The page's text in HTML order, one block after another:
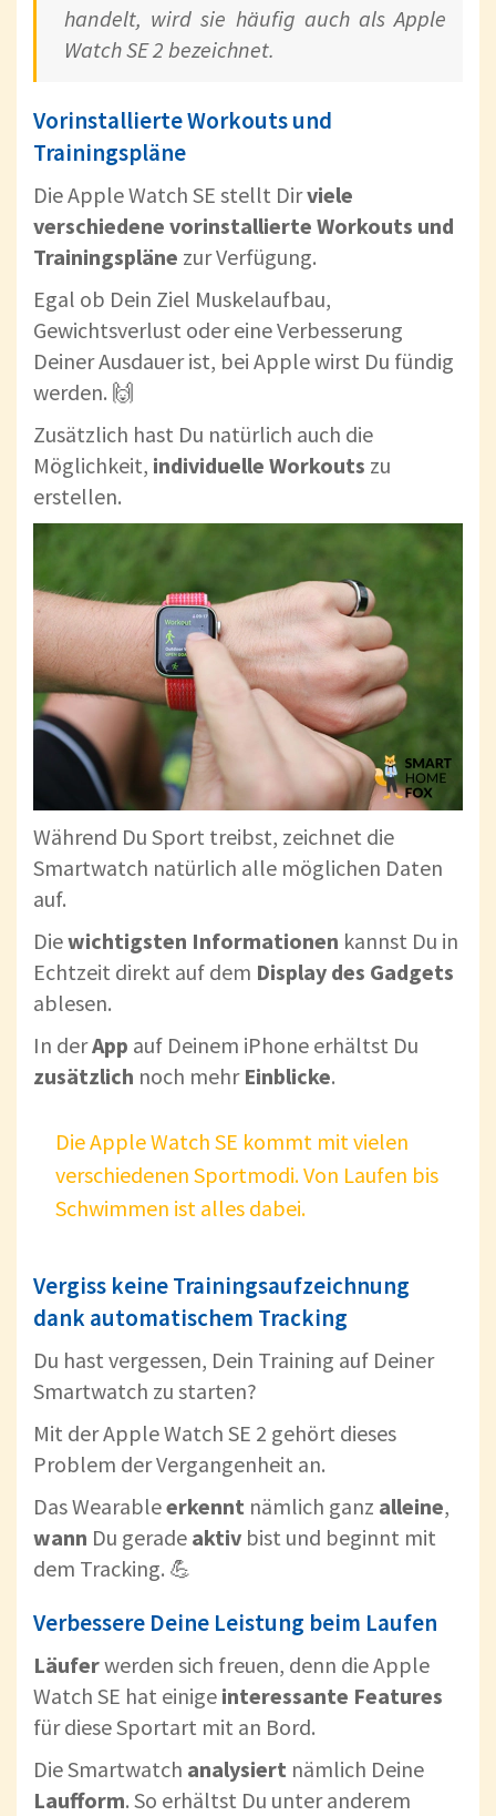
handelt, wird sie häufig auch als Apple
Watch SE 2 bezeichnet.
Vorinstallierte Workouts und
Trainingspläne
Die Apple Watch SE stellt Dirviele
verschiedene vorinstallierte Workouts und
Trainingspläne zur Verfügung.
Egal ob Dein Ziel Muskelaufbau,
Gewichtsverlust oder eine Verbesserung
Deiner Ausdauer ist, bei Apple wirst Du fündig
werden. 🙌
Zusätzlich hast Du natürlich auch die
Möglichkeit, individuelle Workouts zu
erstellen.
Während Du Sport treibst, zeichnet die
Smartwatch natürlich alle möglichen Daten
auf.
Diewichtigsten Informationen kannst Du in
Echtzeit direkt auf dem Display des Gadgets
ablesen.
In derApp auf Deinem iPhone erhältst Du
zusätzlich noch mehr Einblicke.
Die Apple Watch SE kommt mit vielen
verschiedenen Sportmodi. Von Laufen bis
Schwimmen ist alles dabei.
Vergiss keine Trainingsaufzeichnung
dank automatischem Tracking
Du hast vergessen, Dein Training auf Deiner
Smartwatch zu starten?
Mit der Apple Watch SE 2 gehört dieses
Problem der Vergangenheit an.
Das Wearableerkennt nämlich ganz alleine,
wann Du gerade aktiv bist und beginnt mit
dem Tracking. 💪
Verbessere Deine Leistung beim Laufen
Läuferwerden sich freuen, denn die Apple
Watch SE hat einige interessante Features
für diese Sportart mit an Bord.
Die Smartwatch analysiert nämlich Deine
Laufform. So erhältst Du unter anderem